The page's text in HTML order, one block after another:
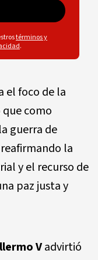
términos y
.
el foco de la
como
guerra de
reafirmando la
y el recurso de
paz justa y
Vadvirtió